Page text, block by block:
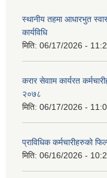
स्थानीय तहमा आधारभुत
कार्यविधि
मिति: 06/17/2026 -
करार सेवााम कार्यरत
२०७८
मिति: 06/17/2026 -
प्राविधिक कर्मचारीहरुको
मिति: 06/16/2026 -